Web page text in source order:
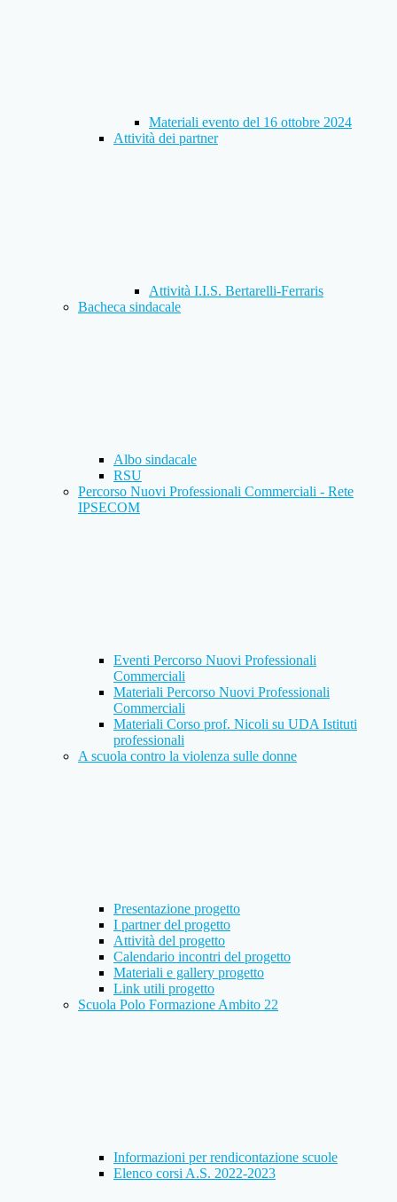
Materiali evento del 16 ottobre 2024
Attività dei partner
Attività I.I.S. Bertarelli-Ferraris
Bacheca sindacale
Albo sindacale
RSU
Percorso Nuovi Professionali Commerciali - Rete
IPSECOM
Eventi Percorso Nuovi Professionali
Commerciali
Materiali Percorso Nuovi Professionali
Commerciali
Materiali Corso prof. Nicoli su UDA Istituti
professionali
A scuola contro la violenza sulle donne
Presentazione progetto
I partner del progetto
Attività del progetto
Calendario incontri del progetto
Materiali e gallery progetto
Link utili progetto
Scuola Polo Formazione Ambito 22
Informazioni per rendicontazione scuole
Elenco corsi A.S. 2022-2023